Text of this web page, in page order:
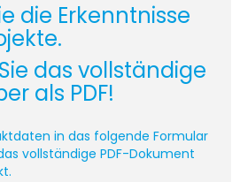
die Erkenntnisse
das vollständige
als PDF!
in das folgende Formular
vollständige PDF-Dokument